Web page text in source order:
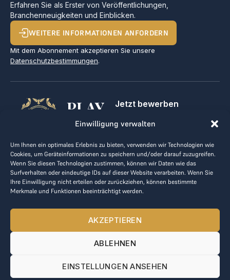
Einwilligung verwalten
Um Ihnen ein optimales Erlebnis zu bieten, verwenden wir Technologien wie
Cookies, um Geräteinformationen zu speichern und/oder darauf zuzugreifen.
Wenn Sie diesen Technologien zustimmen, können wir Daten wie das
Surfverhalten oder eindeutige IDs auf dieser Website verarbeiten. Wenn Sie
Ihre Einwilligung nicht erteilen oder zurückziehen, können bestimmte
Merkmale und Funktionen beeinträchtigt werden.
AKZEPTIEREN
ABLEHNEN
EINSTELLUNGEN ANSEHEN
Erfahren Sie als Erster von Veröffentlichungen,
Branchenneuigkeiten und Einblicken.
WEITERE INFORMATIONEN ANFORDERN
Mit dem Abonnement akzeptieren Sie unsere
Datenschutzbestimmungen.
PLAY
GOLF,
MAKE
BUSINESS
Jetzt bewerben
Kontakt
AGB
Datenrichtlinie
kontakt@the-loge.com
Unser freundliches Team hilft Ihnen gerne weiter.
Mo-Fr von 8:00 bis 17:00 Uhr.
© 2025 The LOGE. Alle Rechte vorbehalten.